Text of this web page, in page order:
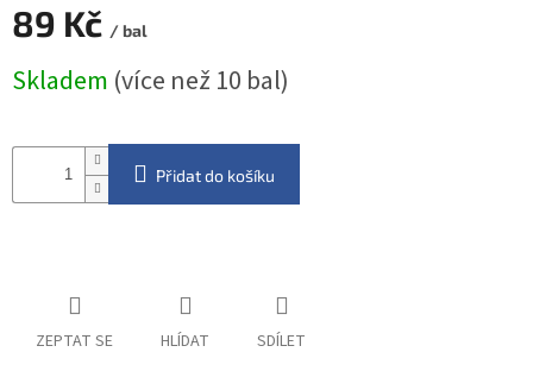
89 Kč / bal
cena:
Skladem (více než 10 bal)
Přidat do košíku
ZEPTAT SE HLÍDAT SDÍLET